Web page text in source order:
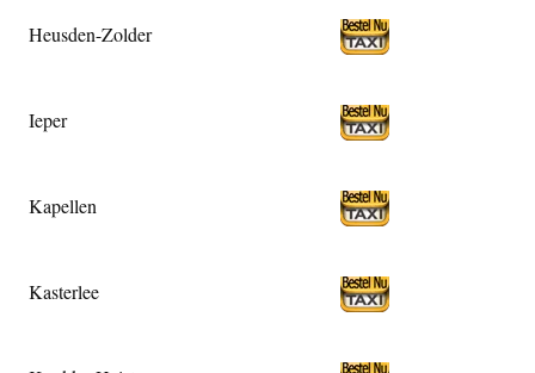
Heusden-Zolder
Ieper
Kapellen
Kasterlee